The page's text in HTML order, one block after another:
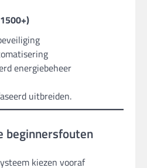
energiebeheer
uitbreiden.
beginnersfouten
kiezen vooraf